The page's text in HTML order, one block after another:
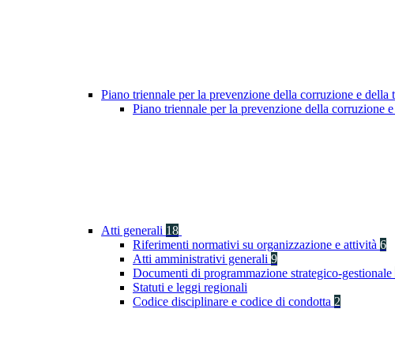
Piano triennale per la prevenzione della corruzione e della
Piano triennale per la prevenzione della corruzione
Atti generali 18
Riferimenti normativi su organizzazione e attività 6
Atti amministrativi generali 9
Documenti di programmazione strategico-gestionale
Statuti e leggi regionali
Codice disciplinare e codice di condotta 2